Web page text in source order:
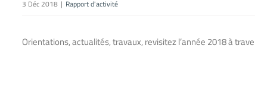
3 Déc 2018 | Rapport d'activité
Orientations, actualités, travaux, revisitez l’année 2018 à